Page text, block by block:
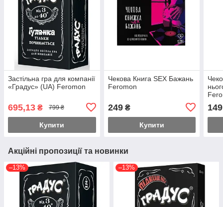
Застільна гра для компанії
«Градус» (UA) Feromon
695,13 ₴ 799 ₴
Купити
Чекова Книга SEX Бажань
Feromon
249₴
Купити
149
Акційні пропозиції та новинки
–13% –13%